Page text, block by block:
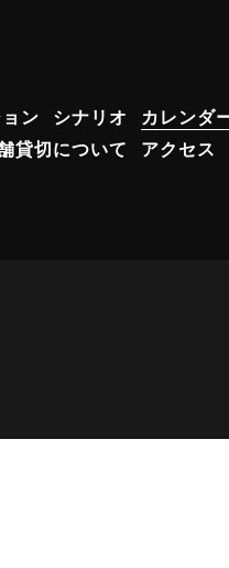
ン シナリオ カレンダ
貸切について アクセス